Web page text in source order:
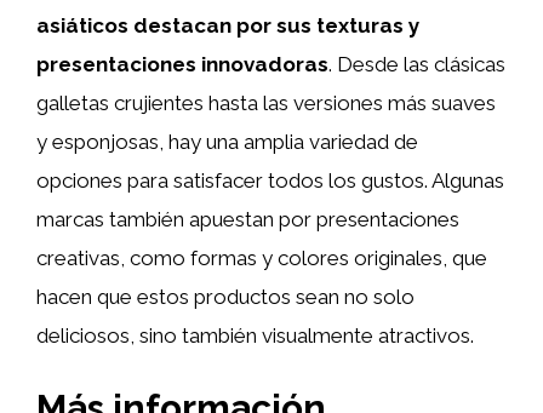
asiáticos destacan por sus texturas y
presentaciones innovadoras. Desde las clásicas
galletas crujientes hasta las versiones más suaves
y esponjosas, hay una amplia variedad de
opciones para satisfacer todos los gustos. Algunas
marcas también apuestan por presentaciones
creativas, como formas y colores originales, que
hacen que estos productos sean no solo
deliciosos, sino también visualmente atractivos.